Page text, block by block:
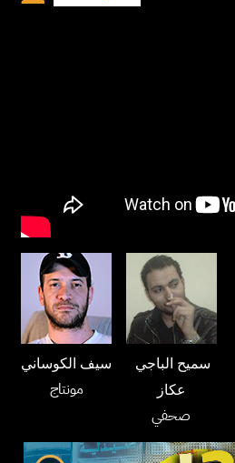
سيف الكوساني
مونتاج
عكاز
صحفي